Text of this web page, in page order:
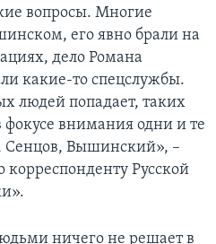
вопросы. Многие
его явно брали на
дело Романа
какие-то спецслужбы.
людей попадает, таких
фокусе внимания одни и те
Вышинский», –
корреспонденту Русской
ничего не решает в